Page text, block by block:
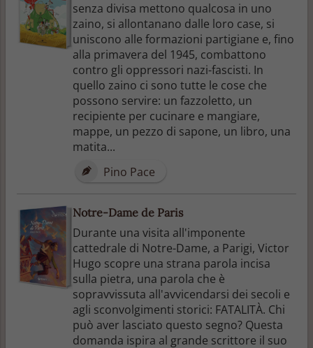
senza divisa mettono qualcosa in uno
zaino, si allontanano dalle loro case, si
uniscono alle formazioni partigiane e, fino
alla primavera del 1945, combattono
contro gli oppressori nazi-fascisti. In
quello zaino ci sono tutte le cose che
possono servire: un fazzoletto, un
recipiente per cucinare e mangiare,
mappe, un pezzo di sapone, un libro, una
matita...
Pino Pace
Notre-Dame de Paris
Durante una visita all'imponente
cattedrale di Notre-Dame, a Parigi, Victor
Hugo scopre una strana parola incisa
sulla pietra, una parola che è
sopravvissuta all'avvicendarsi dei secoli e
agli sconvolgimenti storici: FATALITÀ. Chi
può aver lasciato questo segno? Questa
domanda ispira al grande scrittore il suo